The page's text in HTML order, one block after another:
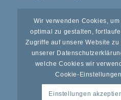
KUNDENSERVICE
Warenrücksendung
Tipps & Tricks
Wir verwenden Cookies,
optimal zu gestalten,
Zugriffe auf unsere Website
unserer
welche Cookies wir
Cookie-
Einstellungen